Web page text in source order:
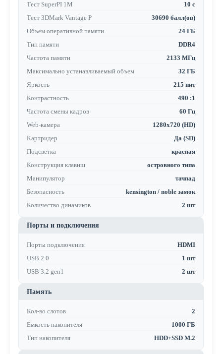
Тест SuperPI 1M
10 с
Тест 3DMark Vantage P
30690 балл(ов)
Объем оперативной памяти
24 ГБ
Тип памяти
DDR4
Частота памяти
2133 МГц
Максимально устанавливаемый объем
32 ГБ
Яркость
215 нит
Контрастность
490 :1
Частота смены кадров
60 Гц
Web-камера
1280x720 (HD)
Картридер
Да (SD)
Подсветка
красная
Конструкция клавиш
островного типа
Манипулятор
тачпад
Безопасность
kensington / noble замок
Количество динамиков
2 шт
Порты и подключения
Порты подключения
HDMI
USB 2.0
1 шт
USB 3.2 gen1
2 шт
Память
Кол-во слотов
2
Емкость накопителя
1000 ГБ
Тип накопителя
HDD+SSD M.2